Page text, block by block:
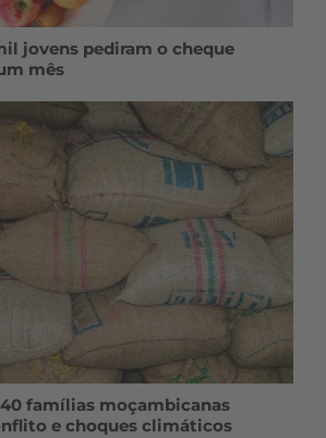
jovens pediram o cheque
mês
famílias moçambicanas
e choques climáticos